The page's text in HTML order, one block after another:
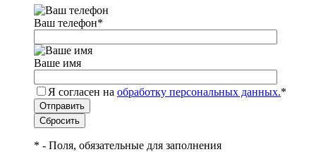
Ваш телефон*
Ваше имя
Я согласен на обработку персональных данных.*
* - Поля, обязательные для заполнения